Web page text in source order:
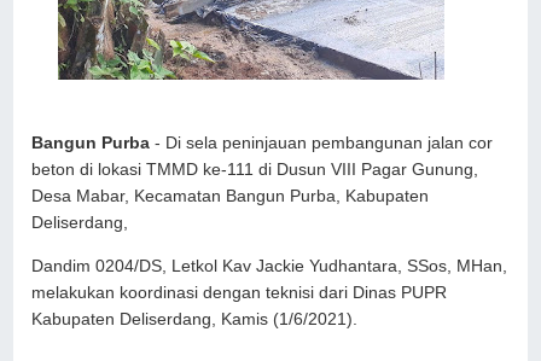
Bangun Purba - Di sela peninjauan pembangunan jalan cor
beton di lokasi TMMD ke-111 di Dusun VIII Pagar Gunung,
Desa Mabar, Kecamatan Bangun Purba, Kabupaten
Deliserdang,
Dandim 0204/DS, Letkol Kav Jackie Yudhantara, SSos, MHan,
melakukan koordinasi dengan teknisi dari Dinas PUPR
Kabupaten Deliserdang, Kamis (1/6/2021).